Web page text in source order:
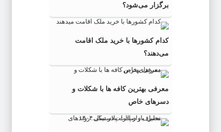
برگزار می‌شود؟
کدام کشورها با خرید ملک اقامت
می‌دهند؟
معرفی بهترین کافه ها با شکلات و
دسرهای خاص